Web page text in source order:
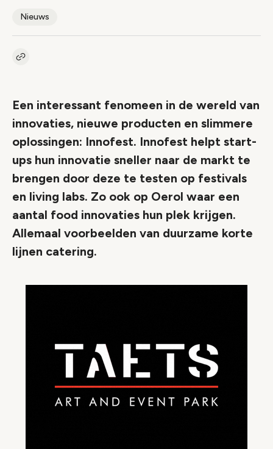
Nieuws
Kopieer link naar artikel
Een interessant fenomeen in de wereld van
innovaties, nieuwe producten en slimmere
oplossingen: Innofest. Innofest helpt start-
ups hun innovatie sneller naar de markt te
brengen door deze te testen op festivals
en living labs. Zo ook op Oerol waar een
aantal food innovaties hun plek krijgen.
Allemaal voorbeelden van duurzame korte
lijnen catering.